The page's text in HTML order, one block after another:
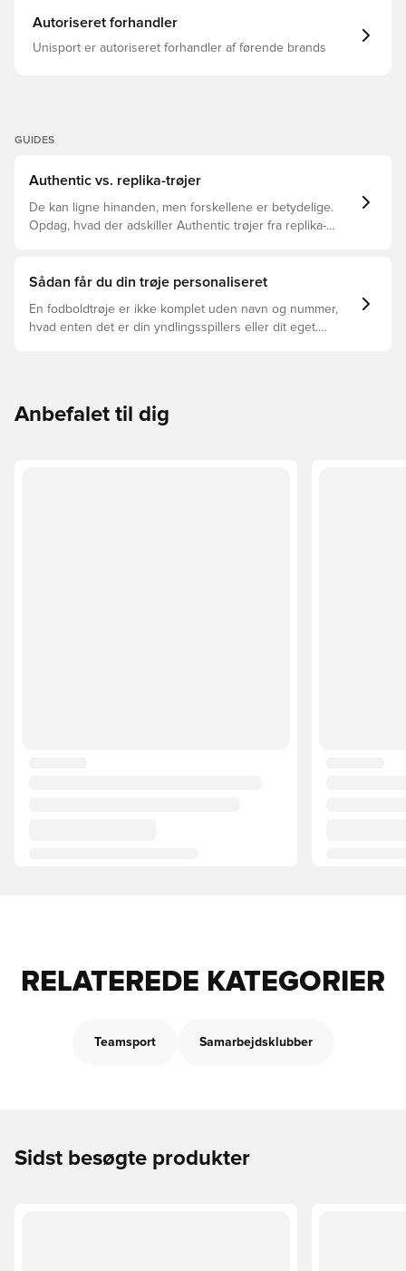
Autoriseret forhandler
Unisport er autoriseret forhandler af førende brands
GUIDES
Authentic vs. replika-trøjer
De kan ligne hinanden, men forskellene er betydelige.
Opdag, hvad der adskiller Authentic trøjer fra replika-
Sådan får du din trøje personaliseret
En fodboldtrøje er ikke komplet uden navn og nummer,
hvad enten det er din yndlingsspillers eller dit eget.
Anbefalet til dig
RELATEREDE KATEGORIER
Teamsport Samarbejdsklubber
Sidst besøgte produkter